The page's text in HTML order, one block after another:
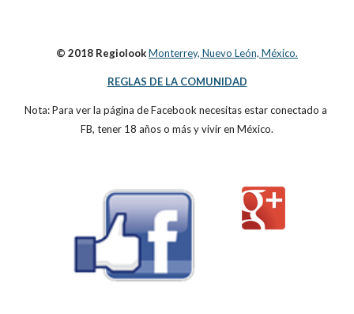
© 2018 RegiolookMonterrey, Nuevo León, México.
REGLAS DE LA COMUNIDAD
Nota: Para ver la página de Facebook necesitas estar conectado a
FB, tener 18 años o más y vivir en México.